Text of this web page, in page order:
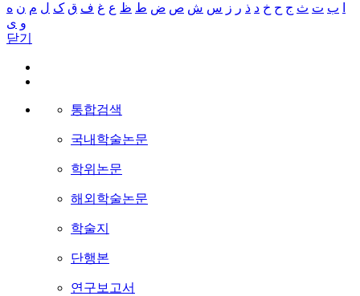
ب ت ث ج ح خ د ذ ر ز س ش ص ض ط ظ ع غ ف ق ک ل م ن ه
و ی
닫기
통합검색
국내학술논문
학위논문
해외학술논문
학술지
단행본
연구보고서